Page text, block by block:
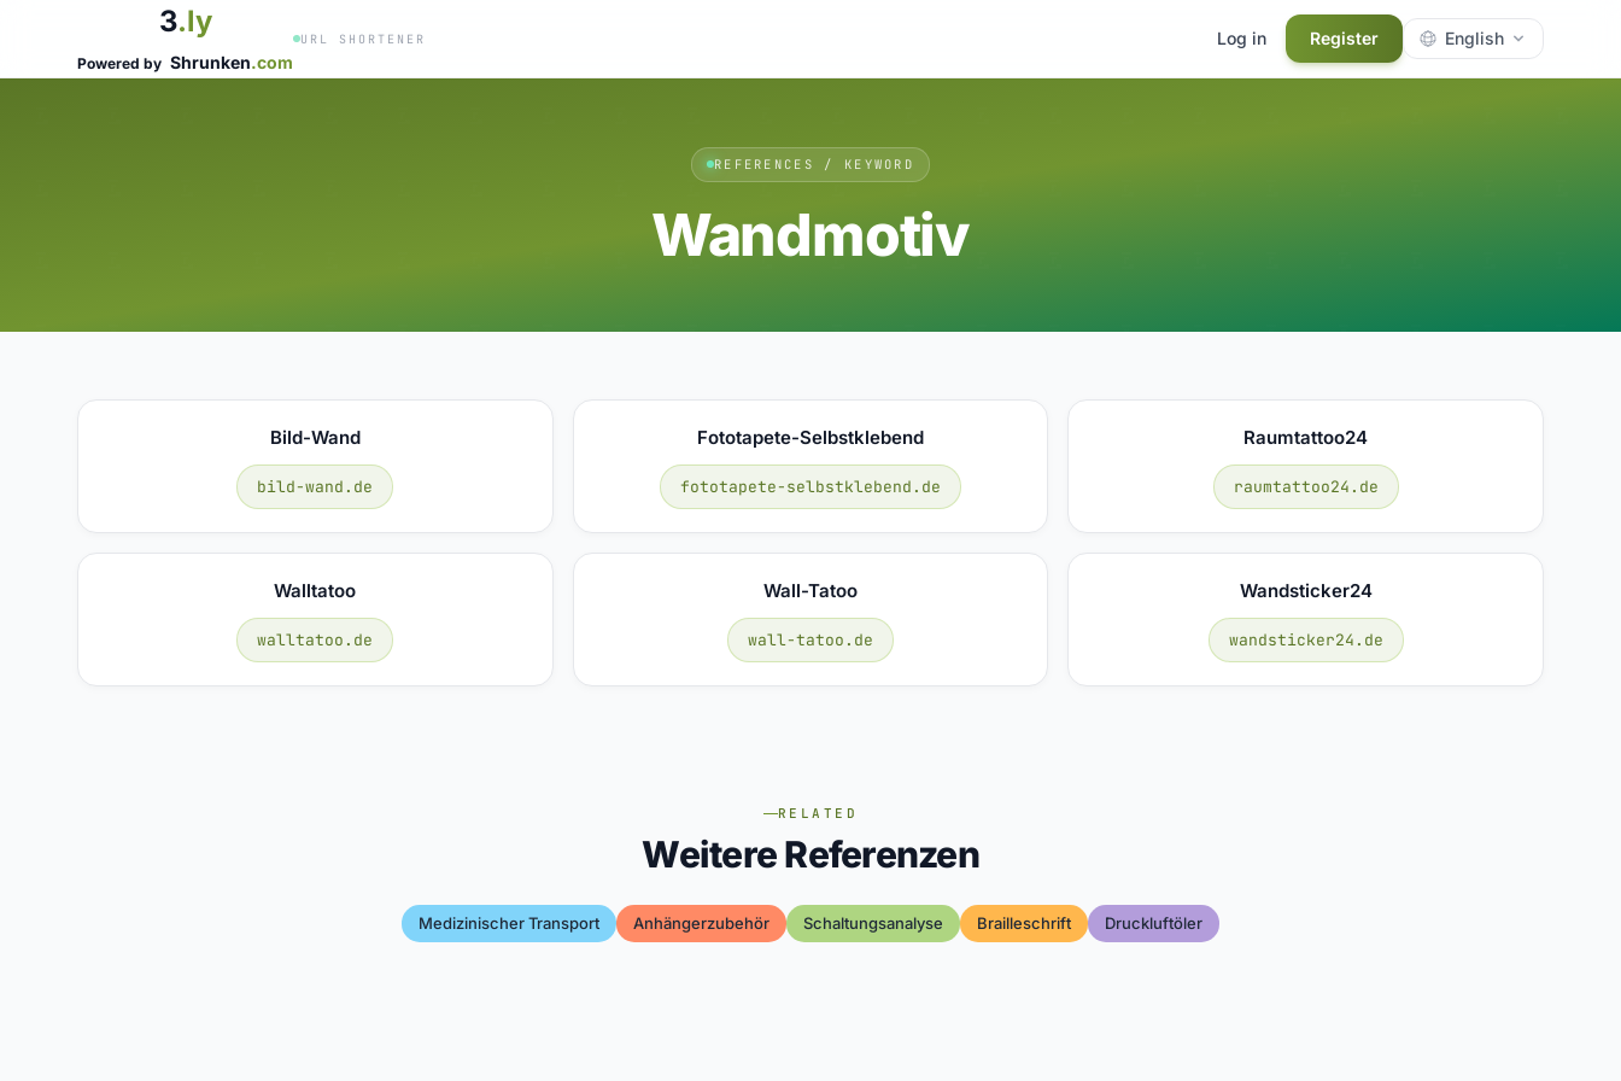
3.ly
Powered by Shrunken.com
URL SHORTENER Log in Register English
REFERENCES / KEYWORD
Wandmotiv
Bild-Wand
bild-wand.de
Fototapete-Selbstklebend
fototapete-selbstklebend.de
Raumtattoo24
raumtattoo24.de
Walltatoo
walltatoo.de
Wall-Tatoo
wall-tatoo.de
Wandsticker24
wandsticker24.de
RELATED
Weitere Referenzen
Medizinischer Transport Anhängerzubehör Schaltungsanalyse Brailleschrift Druckluftöler